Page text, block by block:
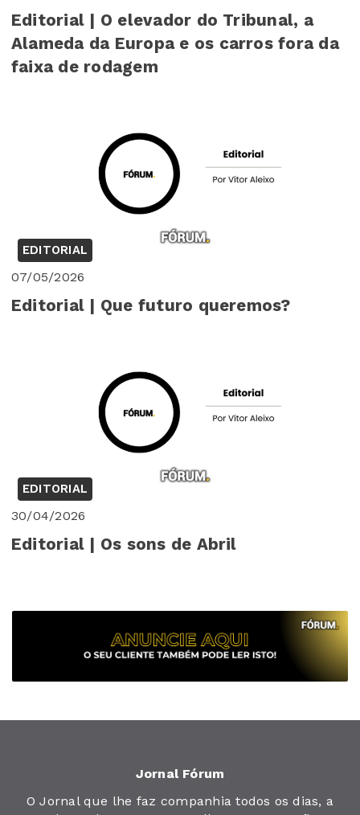
Editorial | O elevador do Tribunal, a
Alameda da Europa e os carros fora da
faixa de rodagem
EDITORIAL
07/05/2026
Editorial | Que futuro queremos?
EDITORIAL
30/04/2026
Editorial | Os sons de Abril
Jornal Fórum
O Jornal que lhe faz companhia todos os dias, a